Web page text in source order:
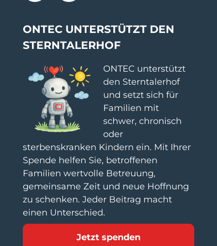
ONTEC UNTERSTÜTZT DEN
STERNTALERHOF​
ONTEC unterstützt
den Sterntalerhof
und setzt sich für
Familien mit
schwer, chronisch
oder
sterbenskranken Kindern ein. Mit Ihrer
Spende helfen Sie, betroffenen
Familien wertvolle Betreuung,
gemeinsame Zeit und neue Hoffnung
zu schenken. Jeder Beitrag macht
einen Unterschied.
Jetzt spenden